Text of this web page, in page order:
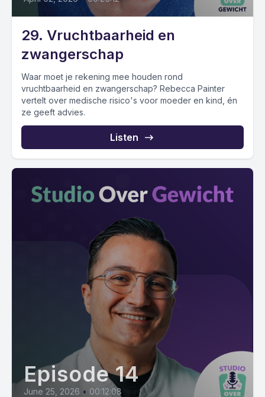
29. Vruchtbaarheid en
zwangerschap
Waar moet je rekening mee houden rond
vruchtbaarheid en zwangerschap? Rebecca Painter
vertelt over medische risico's voor moeder en kind, én
ze geeft advies.
Listen
Episode 14
June 25, 2026 • 00:12:08